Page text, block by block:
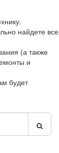
найдете все
(а также
и
будет